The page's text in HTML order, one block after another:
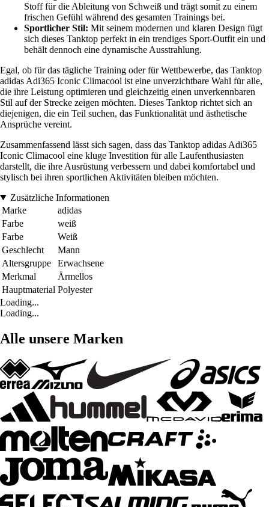
Stoff für die Ableitung von Schweiß und trägt somit zu einem
frischen Gefühl während des gesamten Trainings bei.
Sportlicher Stil: Mit seinem modernen und klaren Design fügt
sich dieses Tanktop perfekt in ein trendiges Sport-Outfit ein und
behält dennoch eine dynamische Ausstrahlung.
Egal, ob für das tägliche Training oder für Wettbewerbe, das Tanktop
adidas Adi365 Iconic Climacool ist eine unverzichtbare Wahl für alle,
die ihre Leistung optimieren und gleichzeitig einen unverkennbaren
Stil auf der Strecke zeigen möchten. Dieses Tanktop richtet sich an
diejenigen, die ein Teil suchen, das Funktionalität und ästhetische
Ansprüche vereint.
Zusammenfassend lässt sich sagen, dass das Tanktop adidas Adi365
Iconic Climacool eine kluge Investition für alle Laufenthusiasten
darstellt, die ihre Ausrüstung verbessern und dabei komfortabel und
stylisch bei ihren sportlichen Aktivitäten bleiben möchten.
Zusätzliche Informationen
Marke
adidas
Farbe
weiß
Farbe
Weiß
Geschlecht
Mann
Altersgruppe
Erwachsene
Merkmal
Ärmellos
Hauptmaterial Polyester
Loading...
Loading...
Alle unsere Marken